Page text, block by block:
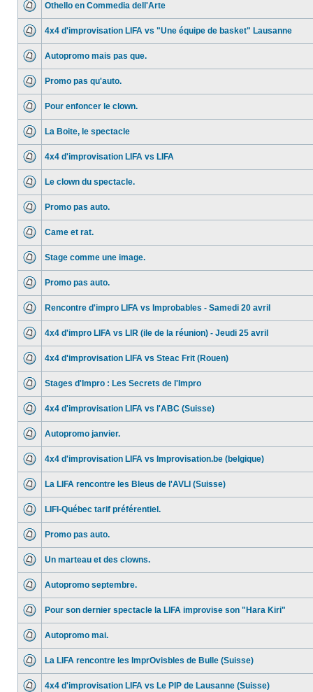
Othello en Commedia dell'Arte
4x4 d'improvisation LIFA vs "Une équipe de basket" Lausanne
Autopromo mais pas que.
Promo pas qu'auto.
Pour enfoncer le clown.
La Boite, le spectacle
4x4 d'improvisation LIFA vs LIFA
Le clown du spectacle.
Promo pas auto.
Came et rat.
Stage comme une image.
Promo pas auto.
Rencontre d'impro LIFA vs Improbables - Samedi 20 avril
4x4 d'impro LIFA vs LIR (ile de la réunion) - Jeudi 25 avril
4x4 d'improvisation LIFA vs Steac Frit (Rouen)
Stages d'Impro : Les Secrets de l'Impro
4x4 d'improvisation LIFA vs l'ABC (Suisse)
Autopromo janvier.
4x4 d'improvisation LIFA vs Improvisation.be (belgique)
La LIFA rencontre les Bleus de l'AVLI (Suisse)
LIFI-Québec tarif préférentiel.
Promo pas auto.
Un marteau et des clowns.
Autopromo septembre.
Pour son dernier spectacle la LIFA improvise son "Hara Kiri"
Autopromo mai.
La LIFA rencontre les ImprOvisbles de Bulle (Suisse)
4x4 d'improvisation LIFA vs Le PIP de Lausanne (Suisse)